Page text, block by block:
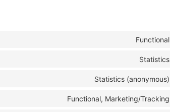
Functional
Statistics
Statistics (anonymous)
Functional, Marketing/Tracking